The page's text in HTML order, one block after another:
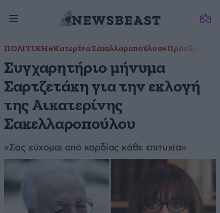
ΠΟΛΙΤΙΚΗ#Κατερίνα Σακελλαροπούλου#Πρόεδρος
Συγχαρητήριο μήνυμα
Σαρτζετάκη για την εκλογή
της Αικατερίνης
Σακελλαροπούλου
«Σας εύχομαι από καρδίας κάθε επιτυχία»